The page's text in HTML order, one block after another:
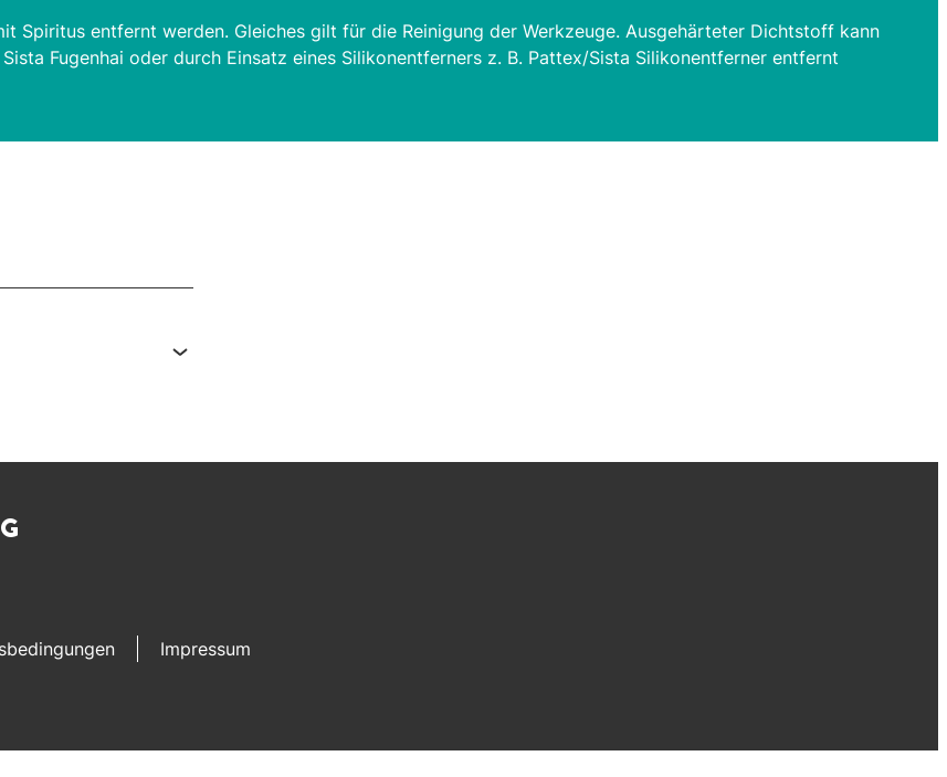
Spiritus entfernt werden. Gleiches gilt für die Reinigung der Werkzeuge. Ausgehärteter Dichtstoff kann
Fugenhai oder durch Einsatz eines Silikonentferners z. B. Pattex/Sista Silikonentferner entfernt
Impressum